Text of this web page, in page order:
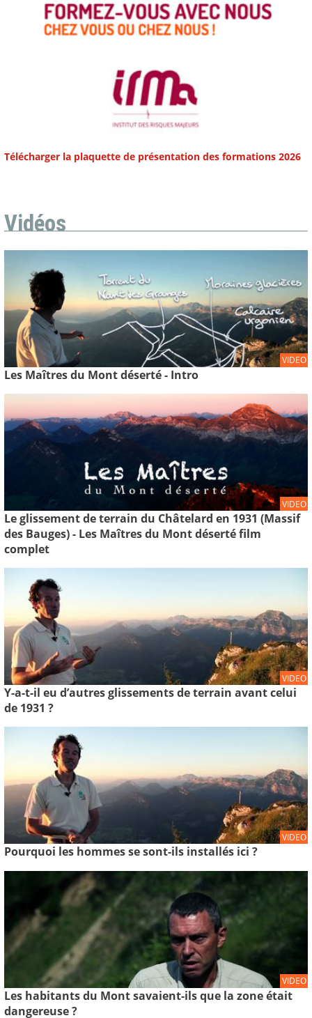
Télécharger la plaquette de présentation des formations 2026
Vidéos
VIDEO
Les Maîtres du Mont déserté - Intro
VIDEO
Le glissement de terrain du Châtelard en 1931 (Massif
des Bauges) - Les Maîtres du Mont déserté film
complet
VIDEO
Y-a-t-il eu d’autres glissements de terrain avant celui
de 1931 ?
VIDEO
Pourquoi les hommes se sont-ils installés ici ?
VIDEO
Les habitants du Mont savaient-ils que la zone était
dangereuse ?